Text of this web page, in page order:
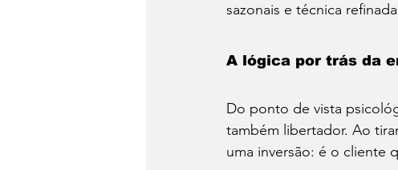
sazonais e técnica
A lógica por trás da
Do ponto de vista
também libertador. Ao
uma inversão: é o cliente